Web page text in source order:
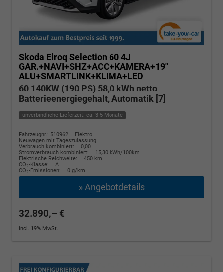
Skoda Elroq Selection 60 4J
GAR.+NAVI+SHZ+ACC+KAMERA+19"
ALU+SMARTLINK+KLIMA+LED
60 140KW (190 PS) 58,0 kWh netto
Batterieenergiegehalt, Automatik [7]
unverbindliche Lieferzeit: ca. 3-5 Monate
Fahrzeugnr.: 510962
Elektro
Neuwagen mit Tageszulassung
Verbrauch kombiniert:
0,00
Stromverbrauch kombiniert:
15,30 kWh/100km
Elektrische Reichweite:
450 km
CO2-Klasse:
A
CO2-Emissionen: 0 g/km
» Angebotdetails
32.890,– €
incl. 19% MwSt.